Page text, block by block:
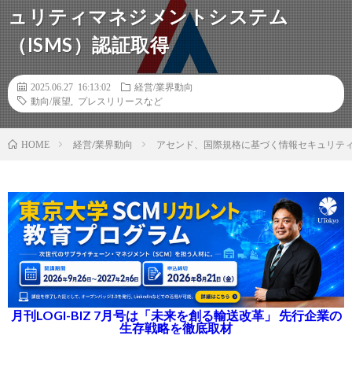
ュリティマネジメントシステム
（ISMS）認証取得
2025.06.27 16:13:02
経営/業界動向
動向/展望
プレスリリースなど
HOME 経営/業界動向 アセンド、国際規格に基づく情報セキュリテ
月刊LOGI-BIZ 7月号は「未来を創る輸送改革」 先行企業の
生存戦略を徹底取材